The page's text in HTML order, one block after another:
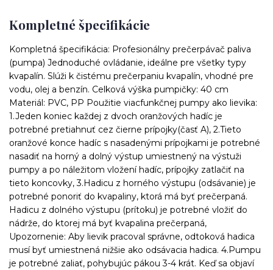
Kompletné špecifikácie
Kompletná špecifikácia: Profesionálny prečerpávač paliva
(pumpa) Jednoduché ovládanie, ideálne pre všetky typy
kvapalín. Slúži k čistému prečerpaniu kvapalín, vhodné pre
vodu, olej a benzín. Celková výška pumpičky: 40 cm
Materiál: PVC, PP Použitie viacfunkčnej pumpy ako lievika:
1.Jeden koniec každej z dvoch oranžových hadíc je
potrebné pretiahnuť cez čierne prípojky(časť A), 2.Tieto
oranžové konce hadíc s nasadenými prípojkami je potrebné
nasadiť na horný a dolný výstup umiestnený na výstuži
pumpy a po náležitom vložení hadíc, prípojky zatlačiť na
tieto koncovky, 3.Hadicu z horného výstupu (odsávanie) je
potrebné ponoriť do kvapaliny, ktorá má byť prečerpaná.
Hadicu z dolného výstupu (prítoku) je potrebné vložiť do
nádrže, do ktorej má byť kvapalina prečerpaná,
Upozornenie: Aby lievik pracoval správne, odtoková hadica
musí byť umiestnená nižšie ako odsávacia hadica. 4.Pumpu
je potrebné zaliať, pohybujúc pákou 3-4 krát. Keď sa objaví